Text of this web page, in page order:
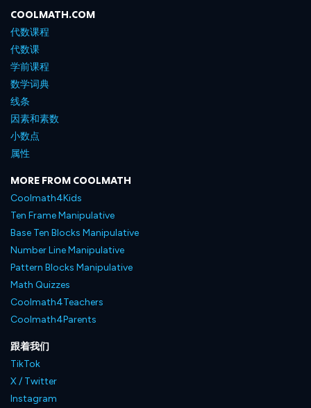
COOLMATH.COM
代数课程
代数课
学前课程
数学词典
线条
因素和素数
小数点
属性
MORE FROM COOLMATH
Coolmath4Kids
Ten Frame Manipulative
Base Ten Blocks Manipulative
Number Line Manipulative
Pattern Blocks Manipulative
Math Quizzes
Coolmath4Teachers
Coolmath4Parents
跟着我们
TikTok
X / Twitter
Instagram